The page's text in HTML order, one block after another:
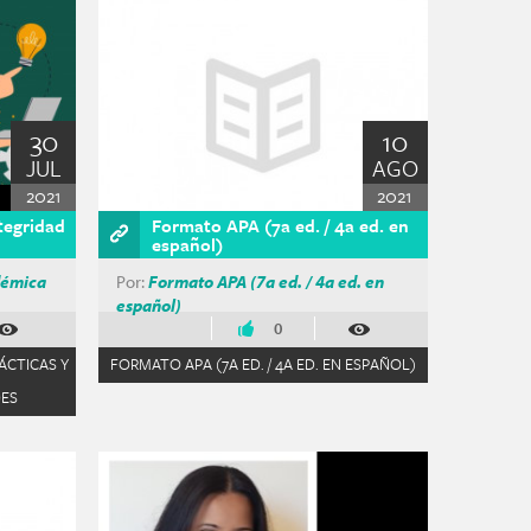
30
JUL
2021
Y
10
AGO
2021
Formato APA (7a ed. / 4a ed. en
español)
Por:Formato APA (7a ed. / 4a ed. en
español)
0
FORMATO APA (7A ED. / 4A ED. EN ESPAÑOL)